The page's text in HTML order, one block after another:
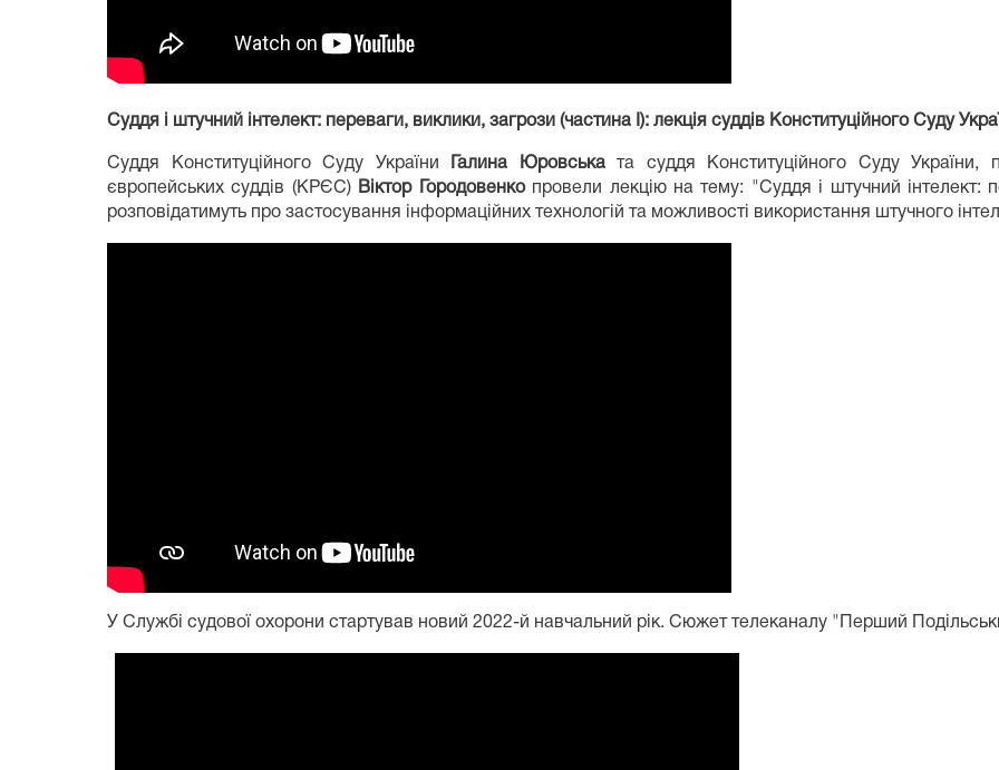
Суддя і штучний інтелект: переваги, виклики, загрози (частина І): лекція суддів Конституційного Суду
Суддя Конституційного Суду України Галина Юровськата суддя Конституційного Суду України,
європейських суддів (КРЄС)
Віктор Городовенкопровели лекцію на тему: "Суддя і штучний інтелект:
розповідатимуть про застосування інформаційних технологій та можливості використання штучного
У Службі судової охорони стартував новий 2022-й навчальний рік. Сюжет телеканалу "Перший